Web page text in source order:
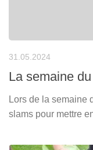
31.05.2024
La semaine
Lors de la semaine
slams pour mettre